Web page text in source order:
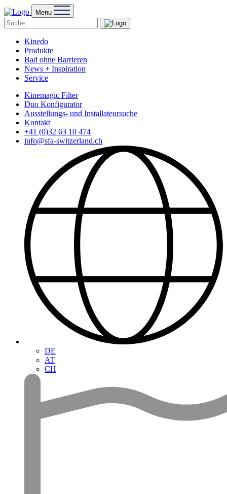
Menu
Kinedo
Produkte
Bad ohne Barrieren
News + Inspiration
Service
Kinemagic Filter
Duo Konfigurator
Ausstellungs- und Installateursuche
Kontakt
+41 (0)32 63 10 474
info@sfa-switzerland.ch
DE
AT
CH